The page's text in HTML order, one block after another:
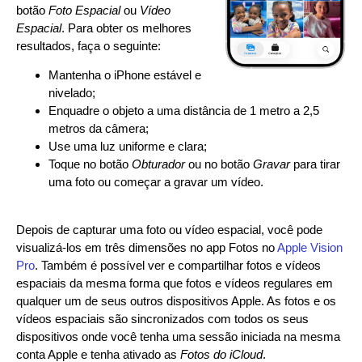
botão Foto Espacialou Vídeo
Espacial. Para obter os melhores
resultados, faça o seguinte:
Mantenha o iPhone estável e
nivelado;
Enquadre o objeto a uma distância de 1 metro a 2,5
metros da câmera;
Use uma luz uniforme e clara;
Toque no botão Obturadorou no botão Gravarpara tirar
uma foto ou começar a gravar um vídeo.
Depois de capturar uma foto ou vídeo espacial, você pode
visualizá‑los em três dimensões no app Fotos noApple Vision
Pro. Também é possível ver e compartilhar fotos e vídeos
espaciais da mesma forma que fotos e vídeos regulares em
qualquer um de seus outros dispositivos Apple. As fotos e os
vídeos espaciais são sincronizados com todos os seus
dispositivos onde você tenha uma sessão iniciada na mesma
conta Apple e tenha ativado as Fotos do iCloud.